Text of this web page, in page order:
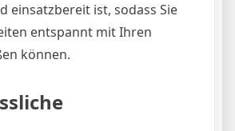
einsatzbereit ist, sodass Sie
entspannt mit Ihren
können.